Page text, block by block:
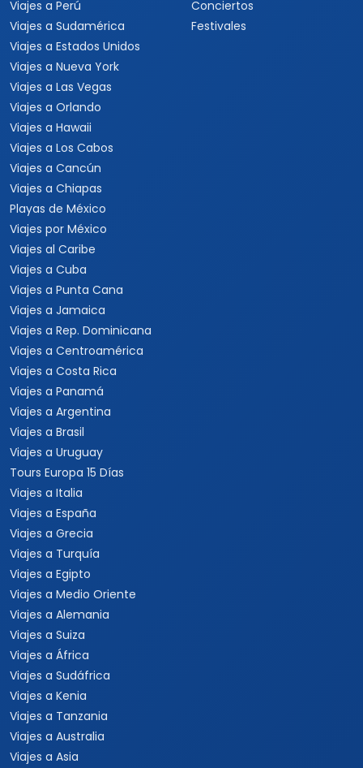
Viajes a Perú
Viajes a Sudamérica
Viajes a Estados Unidos
Viajes a Nueva York
Viajes a Las Vegas
Viajes a Orlando
Viajes a Hawaii
Viajes a Los Cabos
Viajes a Cancún
Viajes a Chiapas
Playas de México
Viajes por México
Viajes al Caribe
Viajes a Cuba
Viajes a Punta Cana
Viajes a Jamaica
Viajes a Rep. Dominicana
Viajes a Centroamérica
Viajes a Costa Rica
Viajes a Panamá
Viajes a Argentina
Viajes a Brasil
Viajes a Uruguay
Tours Europa 15 Días
Viajes a Italia
Viajes a España
Viajes a Grecia
Viajes a Turquía
Viajes a Egipto
Viajes a Medio Oriente
Viajes a Alemania
Viajes a Suiza
Viajes a África
Viajes a Sudáfrica
Viajes a Kenia
Viajes a Tanzania
Viajes a Australia
Viajes a Asia
Conciertos
Festivales